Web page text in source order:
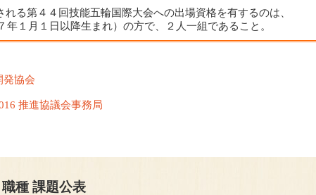
る第４４回技能五輪国際大会への出場資格を有するのは、
年１月１日以降生まれ）の方で、２人一組であること。
発協会
推進協議会事務局
種 課題公表